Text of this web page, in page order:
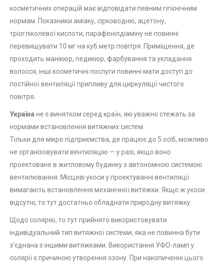
косметичних операцій має відповідати певним гігієнічним
нормам. Показники аміаку, сірководню, ацетону,
тріогліколевої кислоти, парафенілдіаміну не повинні
перевищувати 10 мг на куб.метр повітря. Приміщення, де
проходить манікюр, педикюр, фарбування та укладання
волосся, інші косметичні послуги повинні мати доступ до
постійної вентиляції припливу для циркуляції чистого
повітря.
Україна не є винятком серед країн, які уважно стежать за
нормами встановлення витяжних систем.
Тільки для мікро підприємства, де працює до 5 осіб, можливо
не організовувати вентиляцію — у разі, якщо воно
проектоване в житловому будинку з автономною системою
вентилювання. Місцеві укоси у проектуванні вентиляції
вимагають встановлення механічної витяжки. Якщо ж укоси
відсутні, то тут достатньо обладнати природну витяжку.
Щодо солярію, то тут прийнято використовувати
індивідуальний тип витяжної системи, яка не повинна бути
з’єднана з іншими витяжками. Використання УФО-ламп у
солярії є причиною утворення озону. При накопиченні цього